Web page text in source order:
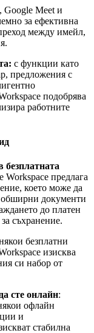
Google Meet и
за ефективна
между имейл,
с функции като
предложения с
подобрява
работните
безплатната
Workspace предлага
което може да
обширни документи
до платен
съхранение.
безплатни
изисква
си набор от
сте онлайн:
офлайн
и
стабилна